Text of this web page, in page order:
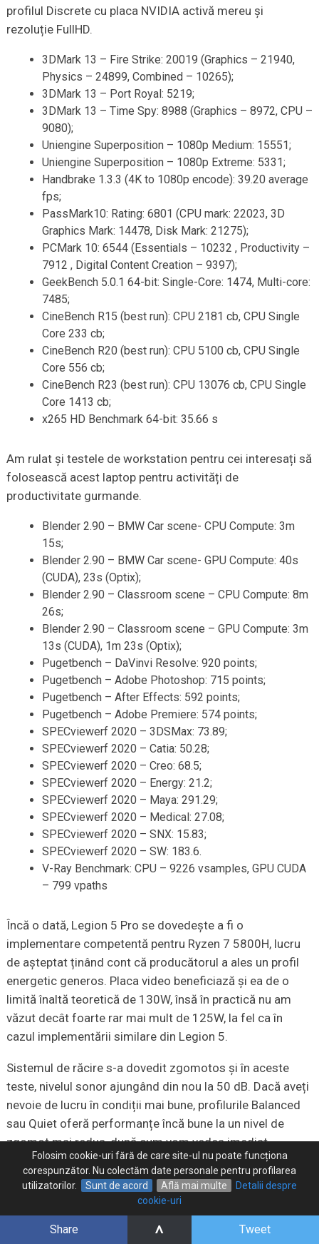
Share ^ Tweet
profilul Discrete cu placa NVIDIA activă mereu și
rezoluție FullHD.
3DMark 13 – Fire Strike: 20019 (Graphics – 21940,
Physics – 24899, Combined – 10265);
3DMark 13 – Port Royal: 5219;
3DMark 13 – Time Spy: 8988 (Graphics – 8972, CPU –
9080);
Uniengine Superposition – 1080p Medium: 15551;
Uniengine Superposition – 1080p Extreme: 5331;
Handbrake 1.3.3 (4K to 1080p encode): 39.20 average
fps;
PassMark10: Rating: 6801 (CPU mark: 22023, 3D
Graphics Mark: 14478, Disk Mark: 21275);
PCMark 10: 6544 (Essentials – 10232 , Productivity –
7912 , Digital Content Creation – 9397);
GeekBench 5.0.1 64-bit: Single-Core: 1474, Multi-core:
7485;
CineBench R15 (best run): CPU 2181 cb, CPU Single
Core 233 cb;
CineBench R20 (best run): CPU 5100 cb, CPU Single
Core 556 cb;
CineBench R23 (best run): CPU 13076 cb, CPU Single
Core 1413 cb;
x265 HD Benchmark 64-bit: 35.66 s
Am rulat și testele de workstation pentru cei interesați să
folosească acest laptop pentru activități de
productivitate gurmande.
Blender 2.90 – BMW Car scene- CPU Compute: 3m
15s;
Blender 2.90 – BMW Car scene- GPU Compute: 40s
(CUDA), 23s (Optix);
Blender 2.90 – Classroom scene – CPU Compute: 8m
26s;
Blender 2.90 – Classroom scene – GPU Compute: 3m
13s (CUDA), 1m 23s (Optix);
Pugetbench – DaVinvi Resolve: 920 points;
Pugetbench – Adobe Photoshop: 715 points;
Pugetbench – After Effects: 592 points;
Pugetbench – Adobe Premiere: 574 points;
SPECviewerf 2020 – 3DSMax: 73.89;
SPECviewerf 2020 – Catia: 50.28;
SPECviewerf 2020 – Creo: 68.5;
SPECviewerf 2020 – Energy: 21.2;
SPECviewerf 2020 – Maya: 291.29;
SPECviewerf 2020 – Medical: 27.08;
SPECviewerf 2020 – SNX: 15.83;
SPECviewerf 2020 – SW: 183.6.
V-Ray Benchmark: CPU – 9226 vsamples, GPU CUDA
– 799 vpaths
Încă o dată, Legion 5 Pro se dovedește a fi o
implementare competentă pentru Ryzen 7 5800H, lucru
de așteptat ținând cont că producătorul a ales un profil
energetic generos. Placa video beneficiază și ea de o
limită înaltă teoretică de 130W, însă în practică nu am
văzut decât foarte rar mai mult de 125W, la fel ca în
cazul implementării similare din Legion 5.
Sistemul de răcire s-a dovedit zgomotos și în aceste
teste, nivelul sonor ajungând din nou la 50 dB. Dacă aveți
nevoie de lucru în condiții mai bune, profilurile Balanced
sau Quiet oferă performanțe încă bune la un nivel de
zgomot mai redus, după cum vom vedea imediat.
Placa video poate fi supra-tactată din BIOS cu 100 MHz
pentru nucleul grafic și 200 MHz pentru memorie. Am
creștere de circa 5 procente a performanțelor grafice
Folosim cookie-uri fără de care site-ul nu poate funcționa
corespunzător. Nu colectăm date personale pentru profilarea
utilizatorilor.
Sunt de acord Află mai multe
Detalii despre
cookie-uri